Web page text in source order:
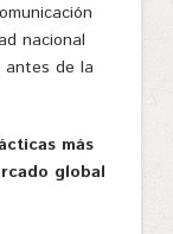
nacional
de la
más
global